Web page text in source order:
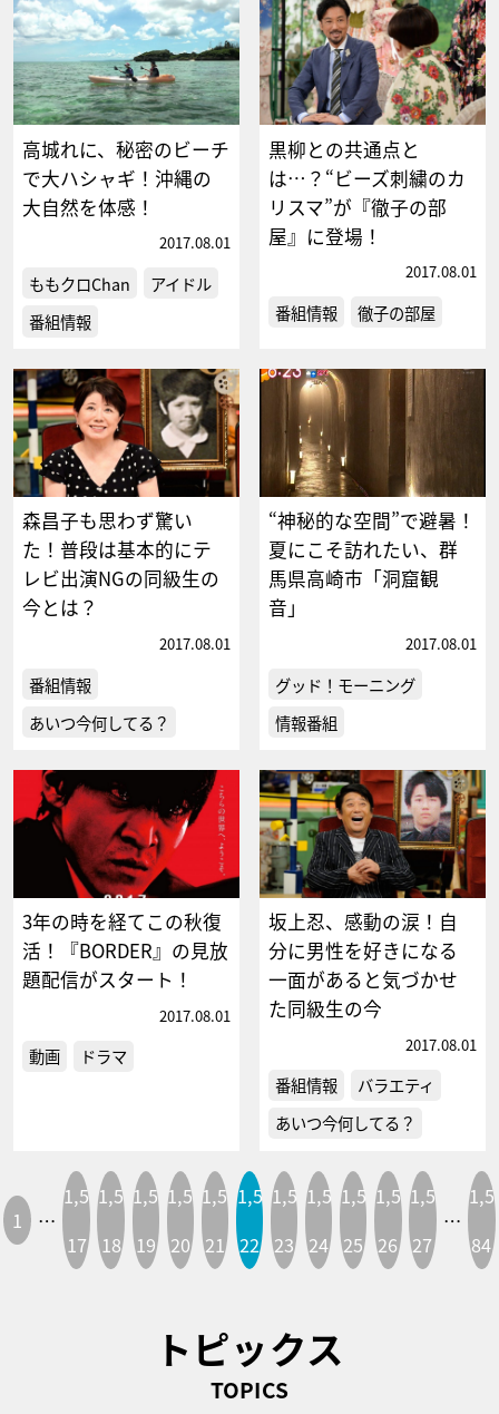
高城れに、秘密のビーチ
で大ハシャギ！沖縄の
大自然を体感！
2017.08.01
ももクロChan
アイドル
番組情報
黒柳との共通点と
は…？“ビーズ刺繍のカ
リスマ”が『徹子の部
屋』に登場！
2017.08.01
番組情報 徹子の部屋
森昌子も思わず驚い
た！普段は基本的にテ
レビ出演NGの同級生の
今とは？
2017.08.01
番組情報
あいつ今何してる？
“神秘的な空間”で避暑！
夏にこそ訪れたい、群
馬県高崎市「洞窟観
音」
2017.08.01
グッド！モーニング
情報番組
3年の時を経てこの秋復
活！『BORDER』の見放
題配信がスタート！
2017.08.01
動画 ドラマ
坂上忍、感動の涙！自
分に男性を好きになる
一面があると気づかせ
た同級生の今
2017.08.01
番組情報
バラエティ
あいつ今何してる？
1 …
1,5
17
1,5
18
1,5
19
1,5
20
1,5
21
1,5
22
1,5
23
1,5
24
1,5
25
1,5
26
1,5
27
…
1,5
84
トピックス
TOPICS